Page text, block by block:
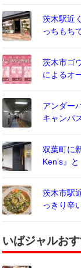
茨木駅近
っちもち
茨木市ゴ
によるオ
アンダー
キャンパ
双葉町に
Ken’s』
茨木市駅
っきり辛
いばジャルお